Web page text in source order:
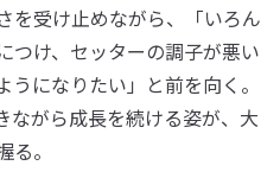
を受け止めながら、「いろん
つけ、セッターの調子が悪い
になりたい」と前を向く。
ながら成長を続ける姿が、大
。